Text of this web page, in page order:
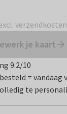
verzendkosten
je kaart
9.2/10
= vandaag
te